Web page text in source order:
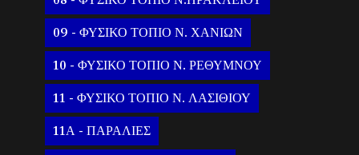
09 - ΦΥΣΙΚΟ ΤΟΠΙΟ Ν. ΧΑΝΙΩΝ
10 - ΦΥΣΙΚΟ ΤΟΠΙΟ Ν. ΡΕΘΥΜΝΟΥ
11 - ΦΥΣΙΚΟ ΤΟΠΙΟ Ν. ΛΑΣΙΘΙΟΥ
11Α - ΠΑΡΑΛΙΕΣ